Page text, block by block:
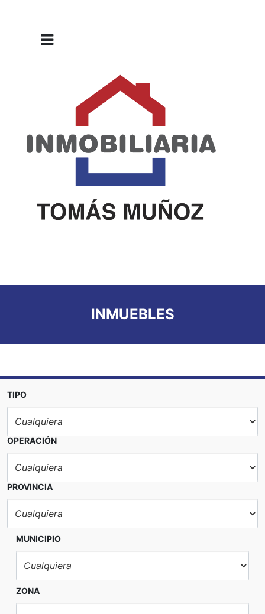
INMUEBLES
TIPO
OPERACIÓN
PROVINCIA
MUNICIPIO
ZONA